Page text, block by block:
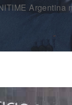
Argentina